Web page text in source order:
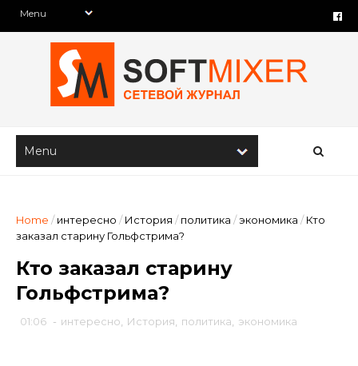
Home / интересно / История / политика /экономика / Кто
заказал старину Гольфстрима?
Кто заказал старину
Гольфстрима?
01:06 - интересно История политика экономика